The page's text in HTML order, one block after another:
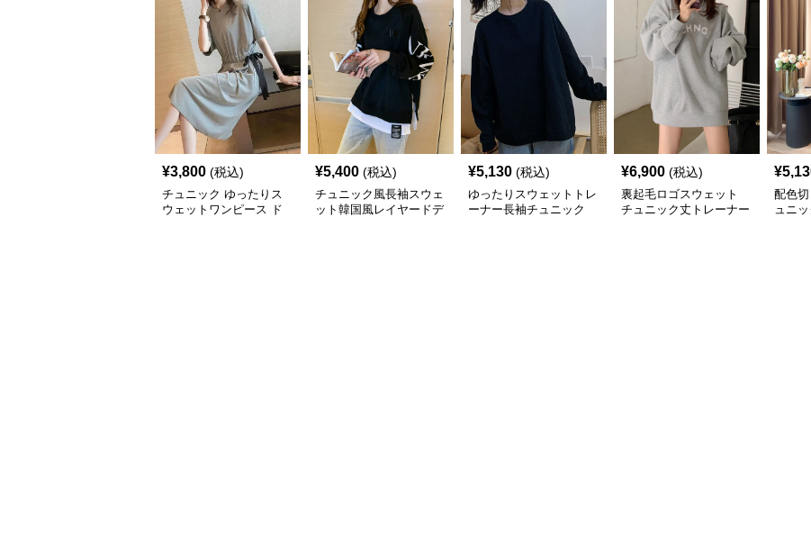
¥3,800 (税込)
チュニック ゆったりス
ウェットワンピース ド
¥5,400 (税込)
チュニック風長袖スウェ
ット韓国風レイヤードデ
¥5,130 (税込)
ゆったりスウェットトレ
ーナー長袖チュニック
¥6,900 (税込)
裏起毛ロゴスウェット
チュニック丈トレーナー
¥
配色
ュニ